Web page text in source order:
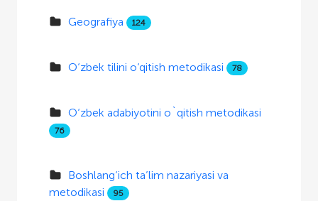
Geografiya 124
O‘zbek tilini o‘qitish metodikasi 78
O‘zbek adabiyotini o`qitish metodikasi
76
Boshlang‘ich ta’lim nazariyasi va
metodikasi
95